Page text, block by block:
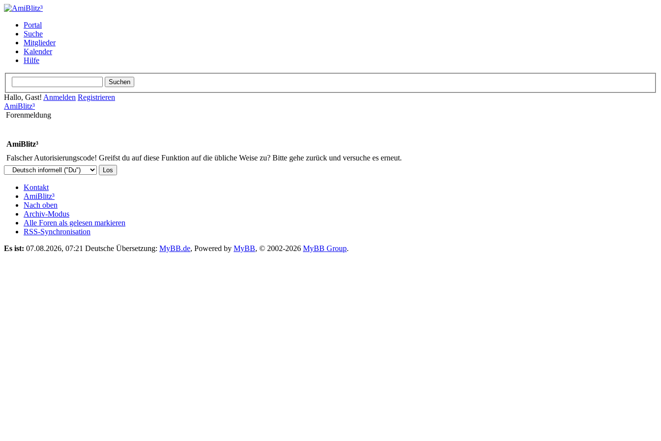
Portal
Suche
Mitglieder
Kalender
Hilfe
Hallo, Gast! Anmelden Registrieren
AmiBlitz³
Forenmeldung
AmiBlitz³
Falscher Autorisierungscode! Greifst du auf diese Funktion auf die übliche Weise zu? Bitte gehe zurück und versuche es erneut.
Kontakt
AmiBlitz³
Nach oben
Archiv-Modus
Alle Foren als gelesen markieren
RSS-Synchronisation
Es ist: 07.08.2026, 07:21 Deutsche Übersetzung: MyBB.de, Powered by MyBB, © 2002-2026 MyBB Group.